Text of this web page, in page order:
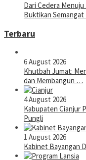
Dari Cedera
Buktikan
Terbaru
6 August 2026
Khutbah Jumat:
dan Membangun …
4 August 2026
Kabupaten Cianjur
Pungli
1 August 2026
Kabinet Bayangan